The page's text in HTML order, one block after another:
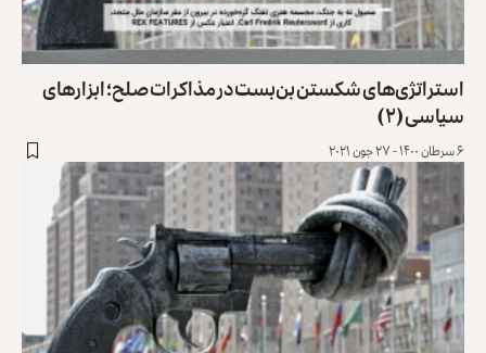
استراتژی‌های شکستن بن‌بست در مذاکرات صلح؛ ابزارهای
سیاسی (۲)
۶ سرطان ۱۴۰۰ - ۲۷ جون ۲۰۲۱